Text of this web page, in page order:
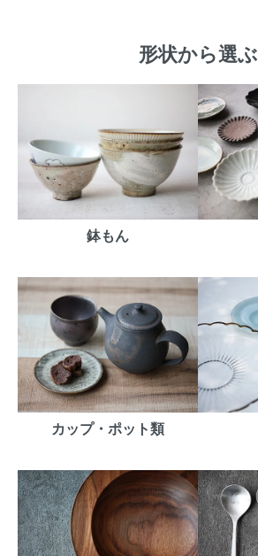
形状から選ぶ
鉢もん
カップ・ポット類